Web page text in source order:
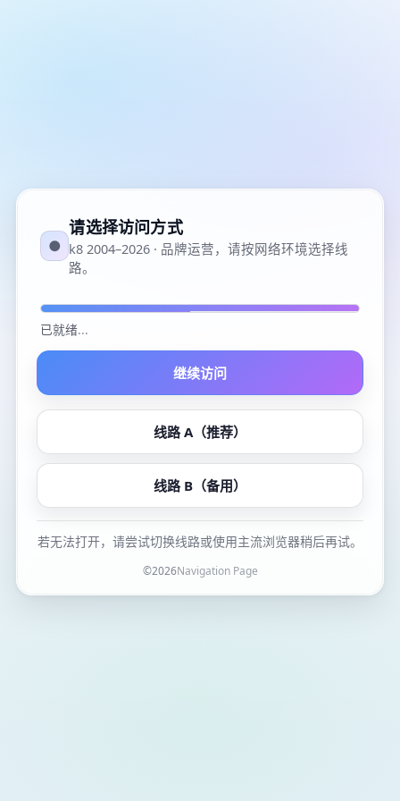
●
请选择访问方式
k8 2004–2026 · 品牌运营，请按网络环境选择线
路。
已就绪...
继续访问
线路 A（推荐）
线路 B（备用）
若无法打开，请尝试切换线路或使用主流浏览器稍后再试。
©2026Navigation Page